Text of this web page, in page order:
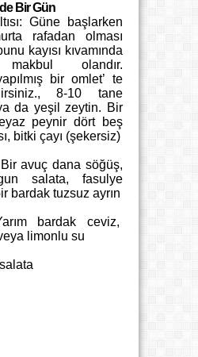
Bir Gün
Güne başlarken
rafadan olması
kayısı kıvamında
makbul olandır.
bir omlet’ te
8-10 tane
da yeşil zeytin. Bir
peynir dört beş
bitki çayı (şekersiz)
avuç dana söğüş,
salata, fasulye
bardak tuzsuz ayrın
bardak ceviz,
limonlu su